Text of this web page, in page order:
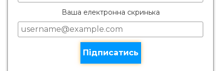
Ваша електронна скринька